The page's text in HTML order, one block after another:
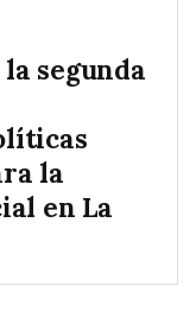
segunda
la
en La